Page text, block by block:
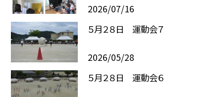
2026/07/16
５月２８日 運動会７
2026/05/28
５月２８日 運動会６